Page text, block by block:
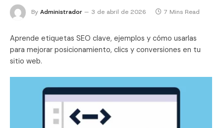
By Administrador 3 de abril de 2026 7 Mins Read
Aprende etiquetas SEO clave, ejemplos y cómo usarlas
para mejorar posicionamiento, clics y conversiones en tu
sitio web.